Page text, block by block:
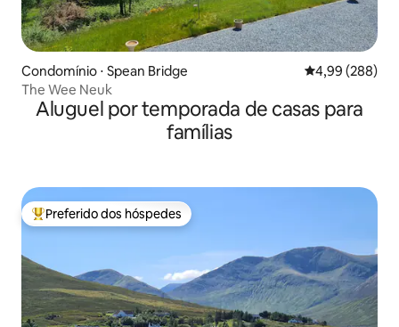
Condomínio ⋅ Spean Bridge 4,99 de uma
4,99 (288)
The Wee Neuk
Aluguel por temporada de casas para
famílias
Entre os melhores preferidos dos hóspedes
Preferido dos hóspedes